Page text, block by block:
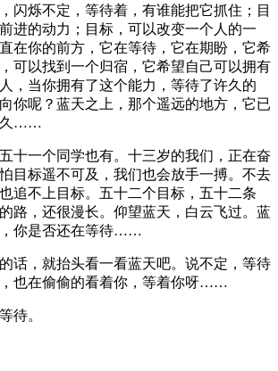
闪烁不定，等待着，有谁能把它抓住；目
进的动力；目标，可以改变一个人的一
你的前方，它在等待，它在期盼，它希
可以找到一个归宿，它希望自己可以拥有
，当你拥有了这个能力，等待了许久的
你呢？蓝天之上，那个遥远的地方，它已
久……
十一个同学也有。十三岁的我们，正在奋
目标遥不可及，我们也会放手一搏。不去
追不上目标。五十二个目标，五十二条
路，还很漫长。仰望蓝天，白云飞过。蓝
你是否还在等待……
话，就抬头看一看蓝天吧。说不定，等待
也在偷偷的看着你，等着你呀……
待。